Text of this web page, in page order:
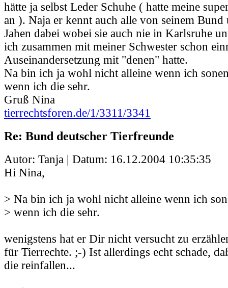
hätte ja selbst Leder Schuhe ( hatte meine
an ). Naja er kennt auch alle von seinem Bund
Jahen dabei wobei sie auch nie in Karlsruhe
ich zusammen mit meiner Schwester schon
Auseinandersetzung mit "denen" hatte.
Na bin ich ja wohl nicht alleine wenn ich
wenn ich die sehr.
Gruß Nina
tierrechtsforen.de/1/3311/3341
Re: Bund deutscher Tierfreunde
Autor: Tanja | Datum: 16.12.2004 10:35:35
Hi Nina,
> Na bin ich ja wohl nicht alleine wenn ich
> wenn ich die sehr.
wenigstens hat er Dir nicht versucht zu
für Tierrechte. ;-) Ist allerdings echt schade,
die reinfallen...